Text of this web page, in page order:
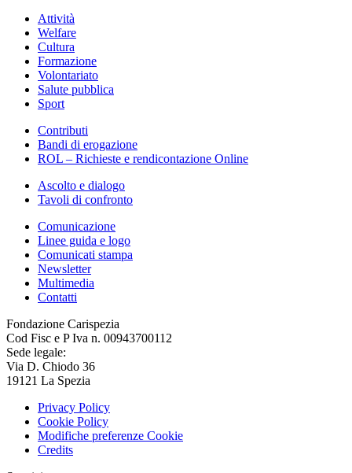
Attività
Welfare
Cultura
Formazione
Volontariato
Salute pubblica
Sport
Contributi
Bandi di erogazione
ROL – Richieste e rendicontazione Online
Ascolto e dialogo
Tavoli di confronto
Comunicazione
Linee guida e logo
Comunicati stampa
Newsletter
Multimedia
Contatti
Fondazione Carispezia
Cod Fisc e P Iva n. 00943700112
Sede legale:
Via D. Chiodo 36
19121 La Spezia
Privacy Policy
Cookie Policy
Modifiche preferenze Cookie
Credits